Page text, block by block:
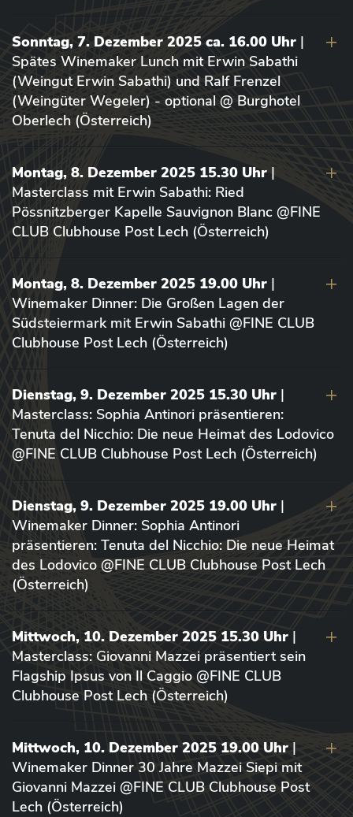
Sonntag, 7. Dezember 2025 ca. 16.00 Uhr |
Spätes Winemaker Lunch mit Erwin Sabathi
(Weingut Erwin Sabathi) und Ralf Frenzel
(Weingüter Wegeler) - optional @ Burghotel
Oberlech (Österreich)
Montag, 8. Dezember 2025 15.30 Uhr |
Masterclass mit Erwin Sabathi: Ried
Pössnitzberger Kapelle Sauvignon Blanc @FINE
CLUB Clubhouse Post Lech (Österreich)
Montag, 8. Dezember 2025 19.00 Uhr |
Winemaker Dinner: Die Großen Lagen der
Südsteiermark mit Erwin Sabathi @FINE CLUB
Clubhouse Post Lech (Österreich)
Dienstag, 9. Dezember 2025 15.30 Uhr |
Masterclass: Sophia Antinori präsentieren:
Tenuta del Nicchio: Die neue Heimat des Lodovico
@FINE CLUB Clubhouse Post Lech (Österreich)
Dienstag, 9. Dezember 2025 19.00 Uhr |
Winemaker Dinner: Sophia Antinori
präsentieren: Tenuta del Nicchio: Die neue Heimat
des Lodovico @FINE CLUB Clubhouse Post Lech
(Österreich)
Mittwoch, 10. Dezember 2025 15.30 Uhr |
Masterclass: Giovanni Mazzei präsentiert sein
Flagship Ipsus von Il Caggio @FINE CLUB
Clubhouse Post Lech (Österreich)
Mittwoch, 10. Dezember 2025 19.00 Uhr |
Winemaker Dinner 30 Jahre Mazzei Siepi mit
Giovanni Mazzei @FINE CLUB Clubhouse Post
Lech (Österreich)